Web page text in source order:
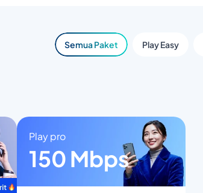
Semua Paket Play Easy
Play pro
150 Mbps